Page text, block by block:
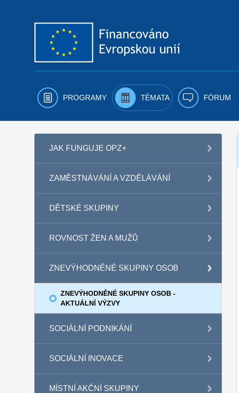
PROGRAMY TÉMATA FÓRUM
JAK FUNGUJE OPZ+
ZAMĚSTNÁVÁNÍ A VZDĚLÁVÁNÍ
DĚTSKÉ SKUPINY
ROVNOST ŽEN A MUŽŮ
ZNEVÝHODNĚNÉ SKUPINY OSOB
ZNEVÝHODNĚNÉ SKUPINY OSOB -
AKTUÁLNÍ VÝZVY
SOCIÁLNÍ PODNIKÁNÍ
SOCIÁLNÍ INOVACE
MÍSTNÍ AKČNÍ SKUPINY